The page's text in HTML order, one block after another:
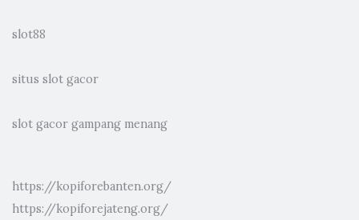
slot88
situs slot gacor
slot gacor gampang menang
https://kopiforebanten.org/
https://kopiforejateng.org/